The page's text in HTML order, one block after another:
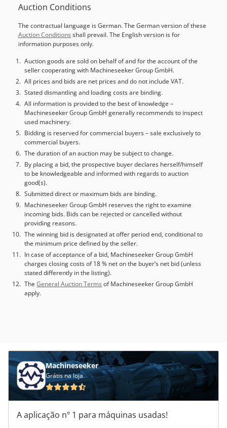
Comprimento de avanço múltiplo 5800 mm Potência total
Dimensões da máquina C x L x A 2,7 x 2,95 x 2,15 m
Acessórios: Transportador de rolos com 4150 mm de
comprimento, transportador de rolos com 2150 mm de
comprimento, dispositivo de fixação de feixes,
transportador de aparas, dispositivo de refrigeração
Auction Conditions
The contractual language is German. The German version of these
Auction Conditions shall prevail. The English version is for
information purposes only.
Auction goods are sold on behalf of and for the account of the
seller cooperating with Machineseeker Group GmbH.
All prices and bids are net prices and do not include VAT.
Stated dismantling and loading costs are binding.
All information is provided to the best of knowledge –
Machineseeker Group GmbH generally recommends to inspect
used machinery.
Bidding is reserved for commercial buyers – sale exclusively to
commercial buyers.
The duration of an auction may be subject to change.
By placing a bid, the prospective buyer declares herself/himself
to be knowledgeable and informed with regards to auction
good(s).
Submitted direct or maximum bids are binding.
Machineseeker Group GmbH reserves the right to examine
incoming bids. Bids can be rejected or cancelled without
providing reasons.
The winning bid is designated at offer period end, conditional to
the minimum price defined by the seller.
In case of acceptance of a bid, Machineseeker Group GmbH
charges closing costs of 18 % net on the buyer’s net bid (unless
stated differently in the listing).
The General Auction Terms of Machineseeker Group GmbH
apply.
Machineseeker
Grátis na loja
A aplicação nº 1 para máquinas usadas!